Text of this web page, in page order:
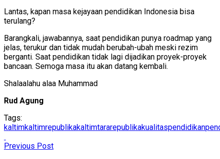
Lantas, kapan masa kejayaan pendidikan Indonesia bisa
terulang?
Barangkali, jawabannya, saat pendidikan punya roadmap yang
jelas, terukur dan tidak mudah berubah-ubah meski rezim
berganti. Saat pendidikan tidak lagi dijadikan proyek-proyek
bancaan. Semoga masa itu akan datang kembali.
Shalaalahu alaa Muhammad
Rud Agung
Tags:
kaltimkaltimrepublikakaltimtararepublikakualitaspendidikan
Previous Post